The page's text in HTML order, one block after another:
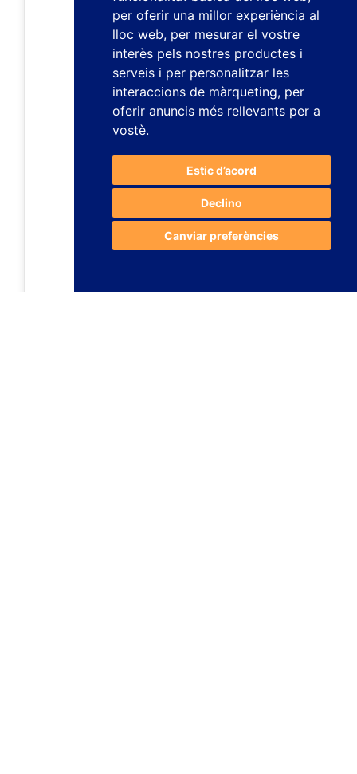
per oferir una millor experiència al
lloc web, per mesurar el vostre
interès pels nostres productes i
serveis i per personalitzar les
interaccions de màrqueting, per
oferir anuncis més rellevants per a
vostè.
Estic d’acord
Declino
Canviar preferències